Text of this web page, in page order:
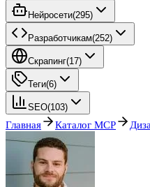
Нейросети(295)
Разработчикам(252)
Скрапинг(17)
Теги(6)
SEO(103)
Главная Каталог MCP